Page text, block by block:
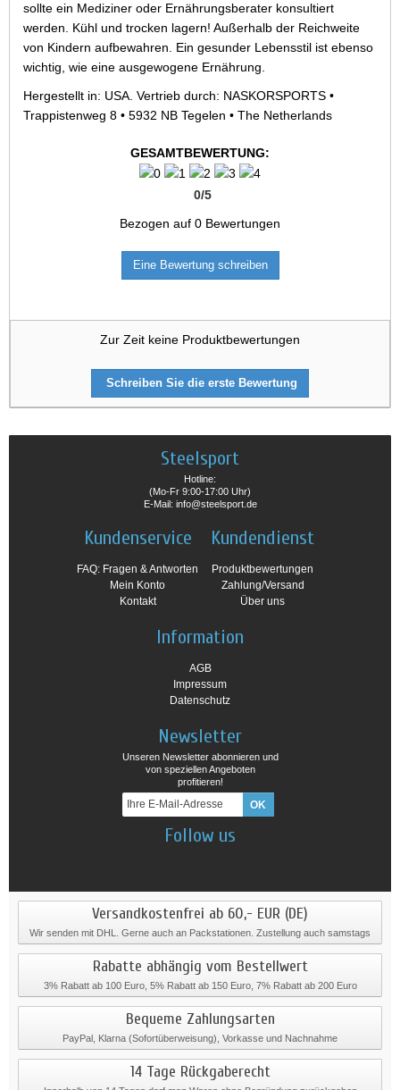
sollte ein Mediziner oder Ernährungsberater konsultiert
werden. Kühl und trocken lagern! Außerhalb der Reichweite
von Kindern aufbewahren. Ein gesunder Lebensstil ist ebenso
wichtig, wie eine ausgewogene Ernährung.
Hergestellt in: USA. Vertrieb durch: NASKORSPORTS •
Trappistenweg 8 • 5932 NB Tegelen • The Netherlands
GESAMTBEWERTUNG:
0/5
Bezogen auf 0 Bewertungen
Eine Bewertung schreiben
Zur Zeit keine Produktbewertungen
Schreiben Sie die erste Bewertung
Steelsport
Hotline:
(Mo-Fr 9:00-17:00 Uhr)
E-Mail: info@steelsport.de
Kundenservice
FAQ: Fragen & Antworten
Mein Konto
Kontakt
Kundendienst
Produktbewertungen
Zahlung/Versand
Über uns
Information
AGB
Impressum
Datenschutz
Newsletter
Unseren Newsletter abonnieren und
von speziellen Angeboten
profitieren!
Follow us
Versandkostenfrei ab 60,- EUR (DE)
Wir senden mit DHL. Gerne auch an Packstationen. Zustellung auch samstags
Rabatte abhängig vom Bestellwert
3% Rabatt ab 100 Euro, 5% Rabatt ab 150 Euro, 7% Rabatt ab 200 Euro
Bequeme Zahlungsarten
PayPal, Klarna (Sofortüberweisung), Vorkasse und Nachnahme
14 Tage Rückgaberecht